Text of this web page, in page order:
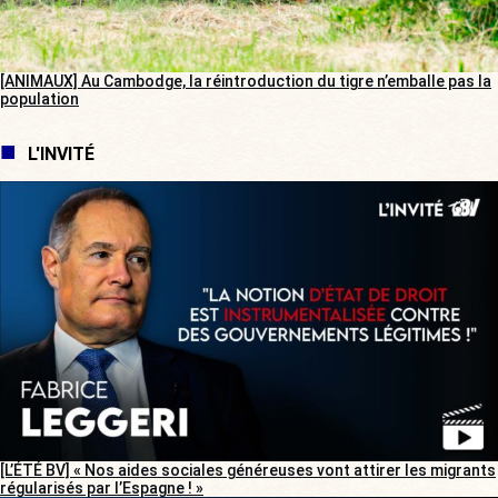
[ANIMAUX] Au Cambodge, la réintroduction du tigre n’emballe pas la
population
L'INVITÉ
[L’ÉTÉ BV] « Nos aides sociales généreuses vont attirer les migrants
régularisés par l’Espagne ! »